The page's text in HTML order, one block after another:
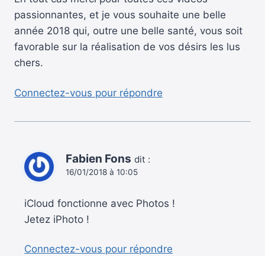
passionnantes, et je vous souhaite une belle
année 2018 qui, outre une belle santé, vous soit
favorable sur la réalisation de vos désirs les lus
chers.
Connectez-vous pour répondre
Fabien Fons dit :
16/01/2018 à 10:05
iCloud fonctionne avec Photos !
Jetez iPhoto !
Connectez-vous pour répondre